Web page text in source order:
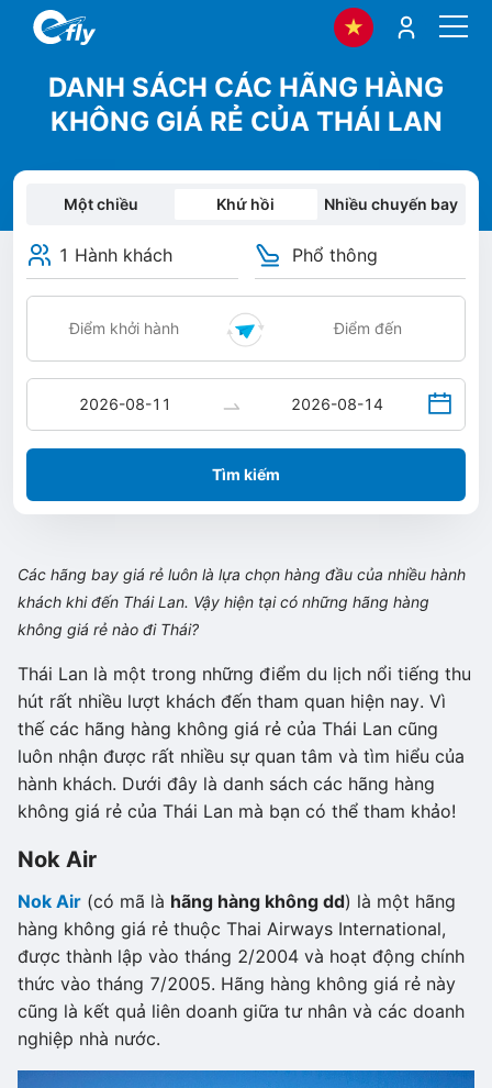
DANH SÁCH CÁC HÃNG HÀNG
KHÔNG GIÁ RẺ CỦA THÁI LAN
Một chiều Khứ hồi Nhiều chuyến bay
1 Hành khách Phổ thông
Tìm kiếm
Các hãng bay giá rẻ luôn là lựa chọn hàng đầu của nhiều hành
khách khi đến Thái Lan. Vậy hiện tại có những hãng hàng
không giá rẻ nào đi Thái?
Thái Lan là một trong những điểm du lịch nổi tiếng thu
hút rất nhiều lượt khách đến tham quan hiện nay. Vì
thế các hãng hàng không giá rẻ của Thái Lan cũng
luôn nhận được rất nhiều sự quan tâm và tìm hiểu của
hành khách. Dưới đây là danh sách các hãng hàng
không giá rẻ của Thái Lan mà bạn có thể tham khảo!
Nok Air
Nok Air (có mã là hãng hàng không dd) là một hãng
hàng không giá rẻ thuộc Thai Airways International,
được thành lập vào tháng 2/2004 và hoạt động chính
thức vào tháng 7/2005. Hãng hàng không giá rẻ này
cũng là kết quả liên doanh giữa tư nhân và các doanh
nghiệp nhà nước.